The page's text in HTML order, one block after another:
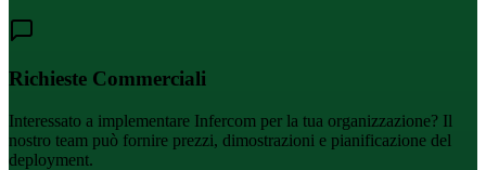
Richieste Commerciali
Interessato a implementare Infercom per la tua organizzazione? Il
nostro team può fornire prezzi, dimostrazioni e pianificazione del
deployment.